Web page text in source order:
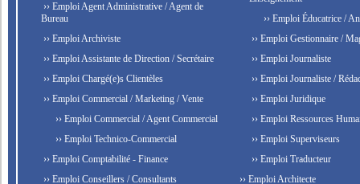
›› Emploi Agent Administrative / Agent de
Bureau
›› Emploi Archiviste
›› Emploi Assistante de Direction / Secrétaire
›› Emploi Chargé(e)s Clientèles
›› Emploi Commercial / Marketing / Vente
›› Emploi Commercial / Agent Commercial
›› Emploi Technico-Commercial
›› Emploi Comptabilité - Finance
›› Emploi Conseillers / Consultants
›› Emploi Éducatrice /
›› Emploi Gestionnaire /
›› Emploi Journaliste
›› Emploi Journaliste /
›› Emploi Juridique
›› Emploi Ressources
›› Emploi Superviseurs
›› Emploi Traducteur
›› Emploi Architecte